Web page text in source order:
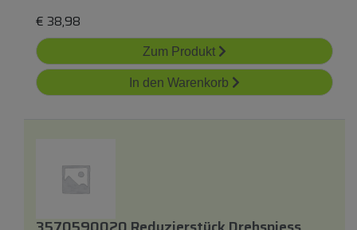
€ 38,98
Zum Produkt
In den Warenkorb